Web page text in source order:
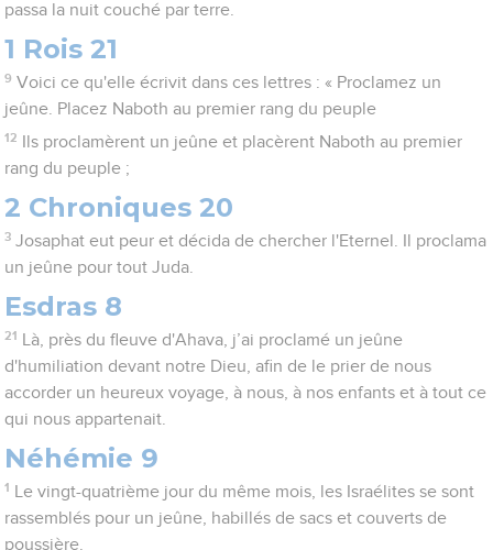
passa la nuit couché par terre.
1 Rois 21
9 Voici ce qu'elle écrivit dans ces lettres : « Proclamez un
jeûne. Placez Naboth au premier rang du peuple
12
Ils proclamèrent un jeûne et placèrent Naboth au premier
rang du peuple ;
2 Chroniques 20
3 Josaphat eut peur et décida de chercher l'Eternel. Il proclama
un jeûne pour tout Juda.
Esdras 8
21
Là, près du fleuve d'Ahava, j’ai proclamé un jeûne
d'humiliation devant notre Dieu, afin de le prier de nous
accorder un heureux voyage, à nous, à nos enfants et à tout ce
qui nous appartenait.
Néhémie 9
1
Le vingt-quatrième jour du même mois, les Israélites se sont
rassemblés pour un jeûne, habillés de sacs et couverts de
poussière.